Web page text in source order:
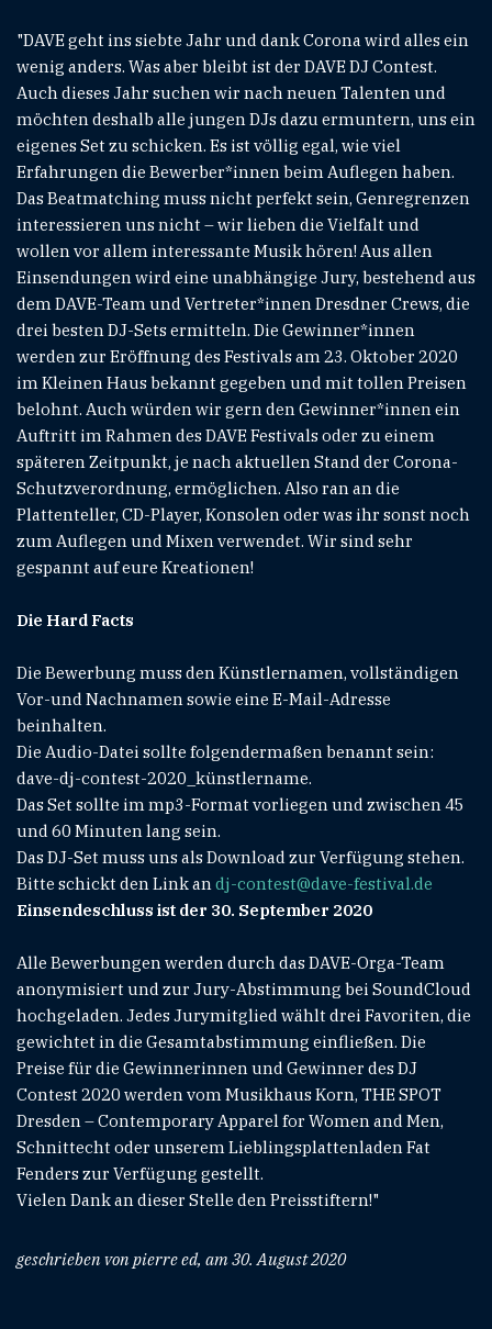
"DAVE geht ins siebte Jahr und dank Corona wird alles ein
wenig anders. Was aber bleibt ist der DAVE DJ Contest.
Auch dieses Jahr suchen wir nach neuen Talenten und
möchten deshalb alle jungen DJs dazu ermuntern, uns ein
eigenes Set zu schicken. Es ist völlig egal, wie viel
Erfahrungen die Bewerber*innen beim Auflegen haben.
Das Beatmatching muss nicht perfekt sein, Genregrenzen
interessieren uns nicht – wir lieben die Vielfalt und
wollen vor allem interessante Musik hören! Aus allen
Einsendungen wird eine unabhängige Jury, bestehend aus
dem DAVE-Team und Vertreter*innen Dresdner Crews, die
drei besten DJ-Sets ermitteln. Die Gewinner*innen
werden zur Eröffnung des Festivals am 23. Oktober 2020
im Kleinen Haus bekannt gegeben und mit tollen Preisen
belohnt. Auch würden wir gern den Gewinner*innen ein
Auftritt im Rahmen des DAVE Festivals oder zu einem
späteren Zeitpunkt, je nach aktuellen Stand der Corona-
Schutzverordnung, ermöglichen. Also ran an die
Plattenteller, CD-Player, Konsolen oder was ihr sonst noch
zum Auflegen und Mixen verwendet. Wir sind sehr
gespannt auf eure Kreationen!
Die Hard Facts
Die Bewerbung muss den Künstlernamen, vollständigen
Vor-und Nachnamen sowie eine E-Mail-Adresse
beinhalten.
Die Audio-Datei sollte folgendermaßen benannt sein:
dave-dj-contest-2020_künstlername.
Das Set sollte im mp3-Format vorliegen und zwischen 45
und 60 Minuten lang sein.
Das DJ-Set muss uns als Download zur Verfügung stehen.
Bitte schickt den Link andj-contest@dave-festival.de
Einsendeschluss ist der 30. September 2020
Alle Bewerbungen werden durch das DAVE-Orga-Team
anonymisiert und zur Jury-Abstimmung bei SoundCloud
hochgeladen. Jedes Jurymitglied wählt drei Favoriten, die
gewichtet in die Gesamtabstimmung einfließen. Die
Preise für die Gewinnerinnen und Gewinner des DJ
Contest 2020 werden vom Musikhaus Korn, THE SPOT
Dresden – Contemporary Apparel for Women and Men,
Schnittecht oder unserem Lieblingsplattenladen Fat
Fenders zur Verfügung gestellt.
Vielen Dank an dieser Stelle den Preisstiftern!"
geschrieben von pierre ed, am 30. August 2020